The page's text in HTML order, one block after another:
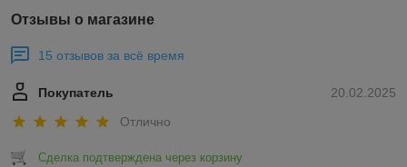
Отзывы о магазине
15 отзывов за всё время
20.02.2025
Покупатель
Отлично
Сделка подтверждена через корзину